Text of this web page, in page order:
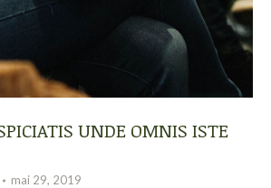
UNDE OMNIS ISTE
mai 29, 2019